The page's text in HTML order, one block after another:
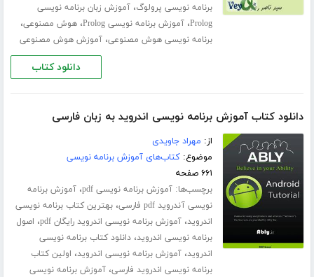
برنامه نویسی پرولوگ،آموزش زبان برنامه نویسی
Prolog،آموزش برنامه نویسی Prolog ،هوش مصنوعی،
برنامه نویسی هوش مصنوعی،آموزش هوش مصنوعی
دانلود کتاب
دانلود کتاب آموزش برنامه نویسی اندروید به زبان فارسی
از: مهراد جاویدی
موضوع:کتاب‌های آموزش برنامه نویسی
۶۶۱ صفحه
برچسب‌ها:آموزش برنامه نویسی pdf ،آموزش برنامه
نویسی آندروید pdf فارسی
،بهترین کتاب برنامه نویسی
اندروید،آموزش برنامه نویسی اندروید رایگان pdf ، اصول
برنامه نویسی اندروید،دانلود کتاب برنامه نویسی
اندروید،آموزش برنامه نویسی اندروید، اولین کتاب
برنامه نویسی اندروید فارسی،آموزش برنامه نویسی